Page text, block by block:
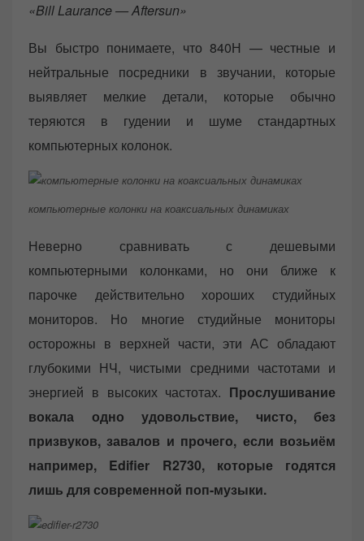
«Bill Laurance — Aftersun»
Вы быстро понимаете, что 840Н — честные и
нейтральные посредники в звучании, которые
выявляет мелкие детали, которые обычно
теряются в гудении и шуме стандартных
компьютерных колонок.
компьютерные колонки на коаксиальных динамиках
Неверно сравнивать с дешевыми
компьютерными колонками, но они ближе к
парочке действительно хороших студийных
мониторов. Но многие студийные мониторы
осторожны в верхней части, эти АС обладают
глубокими НЧ, чистыми средними частотами и
энергией в высоких частотах. Прослушивание
вокала одно удовольствие, чисто, без
призвуков, завалов и прочего, если возьиём
например, Edifier R2730, которые годятся
лишь для современной поп-музыки.